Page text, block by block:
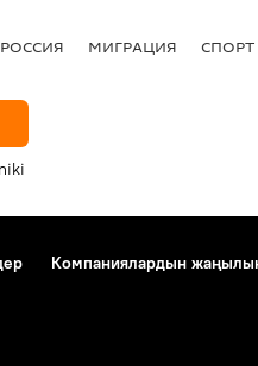
РОССИЯ МИГРАЦИЯ СПОРТ
Компаниялардын